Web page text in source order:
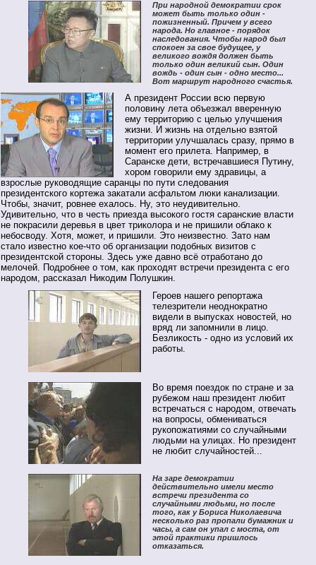
При народной демократии срок
может быть только один -
пожизненный. Причем у всего
народа. Но главное - порядок
наследования. Чтобы народ был
спокоен за свое будущее, у
великого вождя должен быть
только один великий сын. Один
вождь - один сын - одно место...
Вот маршрут народного счастья.
А президент России всю первую
половину лета объезжал вверенную
ему территорию с целью улучшения
жизни. И жизнь на отдельно взятой
территории улучшалась сразу, прямо в
момент его прилета. Например, в
Саранске дети, встречавшиеся Путину,
хором говорили ему здравицы, а
взрослые руководящие саранцы по пути следования
президентского кортежа закатали асфальтом люки канализации.
Чтобы, значит, ровнее ехалось. Ну, это неудивительно.
Удивительно, что в честь приезда высокого гостя саранские власти
не покрасили деревья в цвет триколора и не пришили облако к
небосводу. Хотя, может, и пришили. Это неизвестно. Зато нам
стало известно кое-что об организации подобных визитов с
президентской стороны. Здесь уже давно всё отработано до
мелочей. Подробнее о том, как проходят встречи президента с его
народом, рассказал Никодим Полушкин.
Героев нашего репортажа
телезрители неоднократно
видели в выпусках новостей, но
вряд ли запомнили в лицо.
Безликость - одно из условий их
работы.
Во время поездок по стране и за
рубежом наш президент любит
встречаться с народом, отвечать
на вопросы, обмениваться
рукопожатиями со случайными
людьми на улицах. Но президент
не любит случайностей...
На заре демократии
действительно имели место
встречи президента со
случайными людьми, но после
того, как у Бориса Николаевича
несколько раз пропали бумажник и
часы, а сам он упал с моста, от
этой практики пришлось
отказаться.